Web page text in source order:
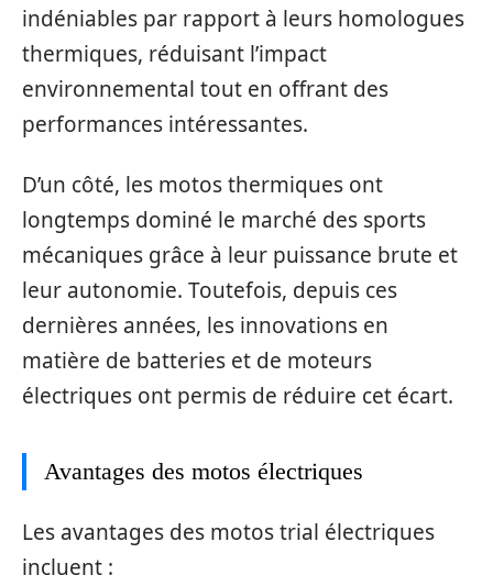
indéniables par rapport à leurs homologues
thermiques, réduisant l’impact
environnemental tout en offrant des
performances intéressantes.
D’un côté, les motos thermiques ont
longtemps dominé le marché des sports
mécaniques grâce à leur puissance brute et
leur autonomie. Toutefois, depuis ces
dernières années, les innovations en
matière de batteries et de moteurs
électriques ont permis de réduire cet écart.
Avantages des motos électriques
Les avantages des motos trial électriques
incluent :